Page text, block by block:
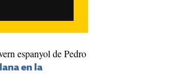
espanyol de Pedro
en la